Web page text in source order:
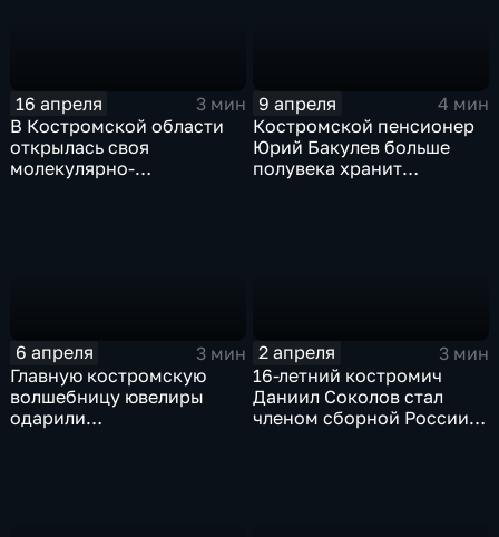
16 апреля
3 мин
В Костромской области
открылась своя
молекулярно-
9 апреля
4 мин
Костромской пенсионер
Юрий Бакулев больше
полувека хранит
6 апреля
3 мин
Главную костромскую
волшебницу ювелиры
одарили
2 апреля
3 мин
16-летний костромич
Даниил Соколов стал
членом сборной России